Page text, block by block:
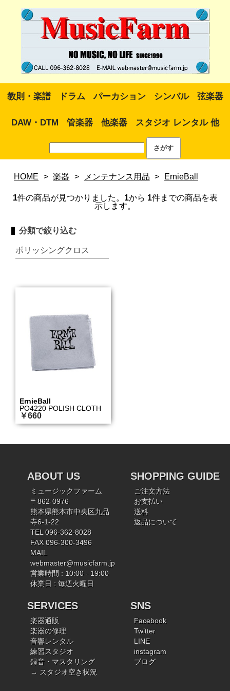
教則・楽譜 ドラム パーカション シンバル 弦楽器
DAW・DTM 管楽器 他楽器 スタジオ レンタル 他
HOME > 楽器 > メンテナンス用品 > ErnieBall
1件の商品が見つかりました。 1から 1件までの商品を表
示します。
分類で絞り込む
ポリッシングクロス
ErnieBall
PO4220 POLISH CLOTH
￥660
ABOUT US
ミュージックファーム
〒862-0976
熊本県熊本市中央区九品
寺6-1-22
TEL 096-362-8028
FAX 096-300-3496
MAIL
webmaster@musicfarm.jp
営業時間 : 10:00 - 19:00
休業日 : 毎週火曜日
SHOPPING GUIDE
ご注文方法
お支払い
送料
返品について
SERVICES
楽器通販
楽器の修理
音響レンタル
練習スタジオ
録音・マスタリング
→ スタジオ空き状況
SNS
Facebook
Twitter
LINE
instagram
ブログ